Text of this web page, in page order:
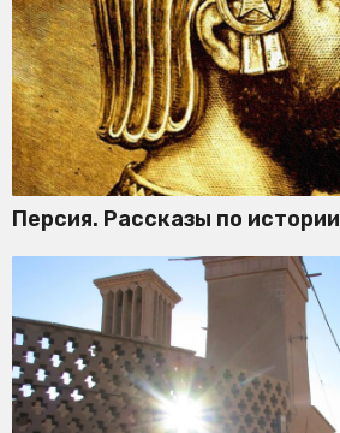
Персия. Рассказы по истории